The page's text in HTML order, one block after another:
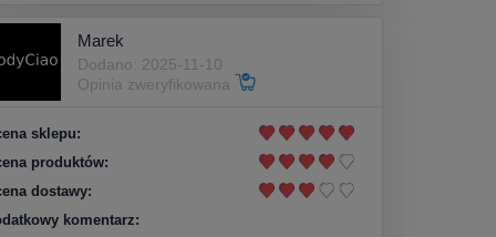
Marek
Dodano: 2025-11-10
Opinia zweryfikowana
sklepu:
produktów:
dostawy:
komentarz: